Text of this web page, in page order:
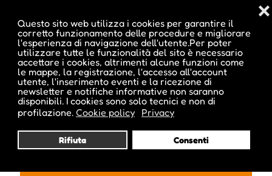
Questo sito web utilizza i cookies per garantire il
corretto funzionamento delle procedure e migliorare
l'esperienza di navigazione dell'utente.Per poter
utilizzare tutte le funzionalità del sito è necessario
accettare i cookies, altrimenti alcune funzioni come
le mappe, la registrazione, l'accesso all'account
utente, l'inserimento eventi e la ricezione di
newsletter e notifiche informative non saranno
disponibili. I cookies sono solo tecnici e non di
profilazione. Cookie policy Privacy
Rifiuta Consenti
❌
L'evento si tiene dal 19 Giu 2013 al 23 Giu 2013
Pubblicato da :